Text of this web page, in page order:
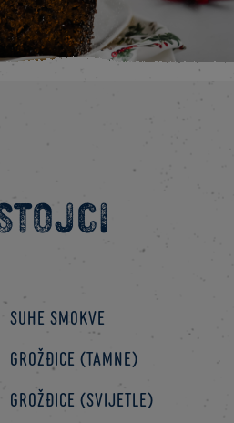
suhe smokve
grožđice (tamne)
grožđice (svijetle)